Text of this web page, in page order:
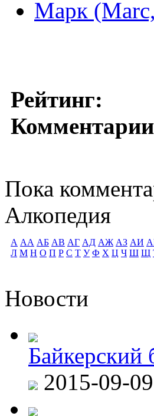
Марк
Рейтинг:
Пока
Алкопедия
А АА АБ АВ АГ АД АЖ АЗ АИ
Л М Н О П Р С Т У Ф Х Ц Ч Ш Щ
Новости
Байкерский
2015-09-